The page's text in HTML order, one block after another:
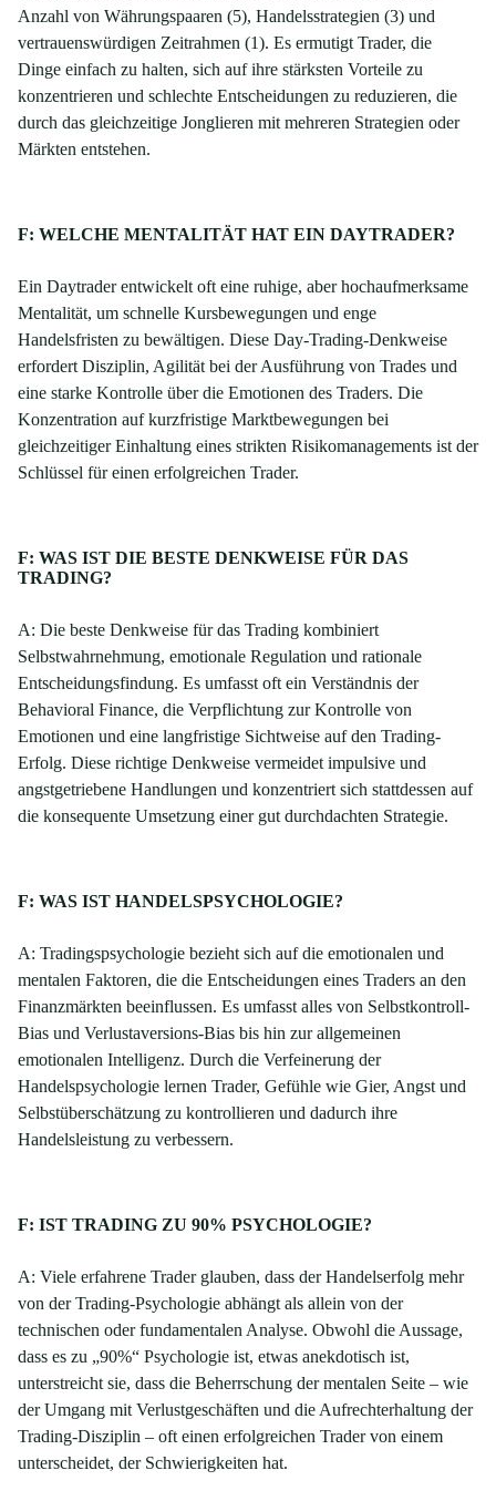
Anzahl von Währungspaaren (5), Handelsstrategien (3) und
vertrauenswürdigen Zeitrahmen (1). Es ermutigt Trader, die
Dinge einfach zu halten, sich auf ihre stärksten Vorteile zu
konzentrieren und schlechte Entscheidungen zu reduzieren, die
durch das gleichzeitige Jonglieren mit mehreren Strategien oder
Märkten entstehen.
F: WELCHE MENTALITÄT HAT EIN DAYTRADER?
Ein Daytrader entwickelt oft eine ruhige, aber hochaufmerksame
Mentalität, um schnelle Kursbewegungen und enge
Handelsfristen zu bewältigen. Diese Day-Trading-Denkweise
erfordert Disziplin, Agilität bei der Ausführung von Trades und
eine starke Kontrolle über die Emotionen des Traders. Die
Konzentration auf kurzfristige Marktbewegungen bei
gleichzeitiger Einhaltung eines strikten Risikomanagements ist der
Schlüssel für einen erfolgreichen Trader.
F: WAS IST DIE BESTE DENKWEISE FÜR DAS
TRADING?
A: Die beste Denkweise für das Trading kombiniert
Selbstwahrnehmung, emotionale Regulation und rationale
Entscheidungsfindung. Es umfasst oft ein Verständnis der
Behavioral Finance, die Verpflichtung zur Kontrolle von
Emotionen und eine langfristige Sichtweise auf den Trading-
Erfolg. Diese richtige Denkweise vermeidet impulsive und
angstgetriebene Handlungen und konzentriert sich stattdessen auf
die konsequente Umsetzung einer gut durchdachten Strategie.
F: WAS IST HANDELSPSYCHOLOGIE?
A: Tradingspsychologie bezieht sich auf die emotionalen und
mentalen Faktoren, die die Entscheidungen eines Traders an den
Finanzmärkten beeinflussen. Es umfasst alles von Selbstkontroll-
Bias und Verlustaversions-Bias bis hin zur allgemeinen
emotionalen Intelligenz. Durch die Verfeinerung der
Handelspsychologie lernen Trader, Gefühle wie Gier, Angst und
Selbstüberschätzung zu kontrollieren und dadurch ihre
Handelsleistung zu verbessern.
F: IST TRADING ZU 90% PSYCHOLOGIE?
A: Viele erfahrene Trader glauben, dass der Handelserfolg mehr
von der Trading-Psychologie abhängt als allein von der
technischen oder fundamentalen Analyse. Obwohl die Aussage,
dass es zu „90%“ Psychologie ist, etwas anekdotisch ist,
unterstreicht sie, dass die Beherrschung der mentalen Seite – wie
der Umgang mit Verlustgeschäften und die Aufrechterhaltung der
Trading-Disziplin – oft einen erfolgreichen Trader von einem
unterscheidet, der Schwierigkeiten hat.